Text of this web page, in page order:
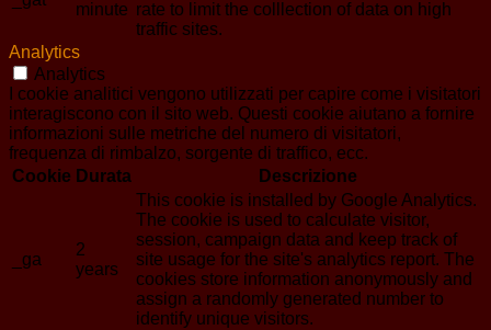
minute rate to limit the colllection of data on high
traffic sites.
Analytics
Analytics
I cookie analitici vengono utilizzati per capire come i visitatori
interagiscono con il sito web. Questi cookie aiutano a fornire
informazioni sulle metriche del numero di visitatori,
frequenza di rimbalzo, sorgente di traffico, ecc.
Cookie Durata Descrizione
_ga
2
years
This cookie is installed by Google Analytics.
The cookie is used to calculate visitor,
session, campaign data and keep track of
site usage for the site's analytics report. The
cookies store information anonymously and
assign a randomly generated number to
identify unique visitors.